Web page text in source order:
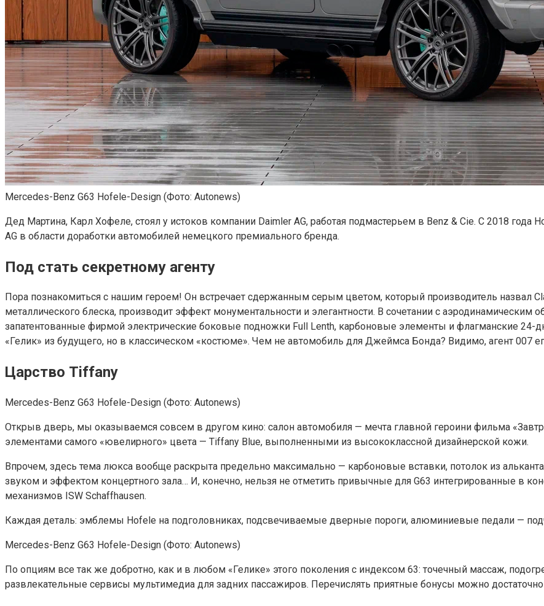
Mercedes-Benz G63 Hofele-Design (Фото: Autonews)
Дед Мартина, Карл Хофеле, стоял у истоков компании Daimler AG, работая подмастерьем в Benz & Cie. С 2018
AG в области доработки автомобилей немецкого премиального бренда.
Под стать секретному агенту
Пора познакомиться с нашим героем! Он встречает сдержанным серым цветом, который производитель назвал
металлического блеска, производит эффект монументальности и элегантности. В сочетании с
запатентованные фирмой электрические боковые подножки Full Lenth, карбоновые элементы и флагманские 24-
«Гелик» из будущего, но в классическом «костюме». Чем не автомобиль для Джеймса Бонда? Видимо, агент 007
Царство Tiffany
Mercedes-Benz G63 Hofele-Design (Фото: Autonews)
Открыв дверь, мы оказываемся совсем в другом кино: салон автомобиля — мечта главной героини фильма
элементами самого «ювелирного» цвета — Tiffany Blue, выполненными из высококлассной дизайнерской кожи.
Впрочем, здесь тема люкса вообще раскрыта предельно максимально — карбоновые вставки, потолок из
звуком и эффектом концертного зала… И, конечно, нельзя не отметить привычные для G63 интегрированные в
механизмов ISW Sсhaffhausen.
Каждая деталь: эмблемы Hofele на подголовниках, подсвечиваемые дверные пороги, алюминиевые педали —
Mercedes-Benz G63 Hofele-Design (Фото: Autonews)
По опциям все так же добротно, как и в любом «Гелике» этого поколения с индексом 63: точечный массаж,
развлекательные сервисы мультимедиа для задних пассажиров. Перечислять приятные бонусы можно